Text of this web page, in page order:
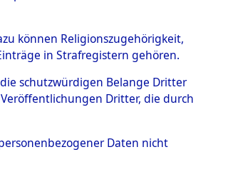
→0001
können Religionszugehörigkeit,
in Strafregistern gehören.
schutzwürdigen Belange Dritter
Dritter, die durch
Daten nicht